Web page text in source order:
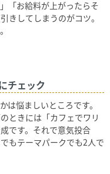
「お給料が上がったらそ
きしてしまうのがコツ。
チェック
は悩ましいところです。
ときには「カフェでワリ
です。それで意気投合
もテーマパークでも2 人で